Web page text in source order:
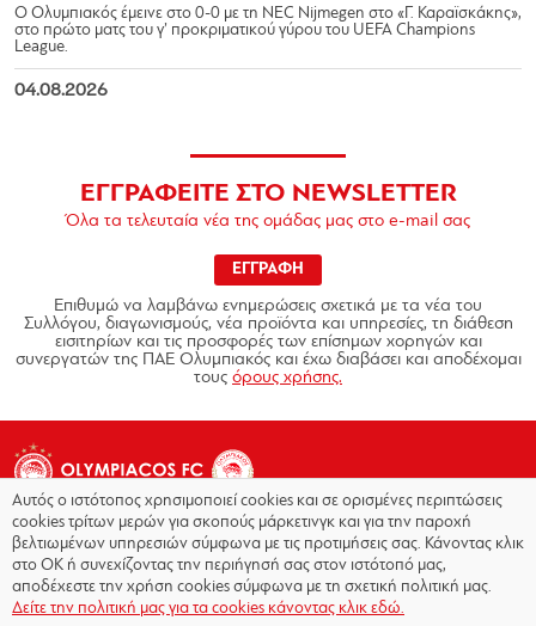
Ο Ολυμπιακός έμεινε στο 0-0 με τη NEC Nijmegen στο «Γ. Καραϊσκάκης»,
στο πρώτο ματς του γ’ προκριματικού γύρου του UEFA Champions
League.
04.08.2026
ΕΓΓΡΑΦΕΙΤΕ ΣΤΟ NEWSLETTER
Όλα τα τελευταία νέα της ομάδας μας στο e-mail σας
ΕΓΓΡΑΦΗ
Επιθυμώ να λαμβάνω ενημερώσεις σχετικά με τα νέα του
Συλλόγου, διαγωνισμούς, νέα προϊόντα και υπηρεσίες, τη διάθεση
εισιτηρίων και τις προσφορές των επίσημων χορηγών και
συνεργατών της ΠΑΕ Ολυμπιακός και έχω διαβάσει και αποδέχομαι
τους όρους χρήσης.
Copyright © 2026 - Olympiacos.org
Όροι χρήσης|Πολιτική Απορρήτου|Πολιτική
Αυτός ο ιστότοπος χρησιμοποιεί cookies και σε ορισμένες περιπτώσεις
cookies τρίτων μερών για σκοπούς μάρκετινγκ και για την παροχή
βελτιωμένων υπηρεσιών σύμφωνα με τις προτιμήσεις σας. Κάνοντας κλικ
στο OK ή συνεχίζοντας την περιήγησή σας στον ιστότοπό μας,
αποδέχεστε την χρήση cookies σύμφωνα με τη σχετική πολιτική μας.
Δείτε την πολιτική μας για τα cookies κάνοντας κλικ εδώ.